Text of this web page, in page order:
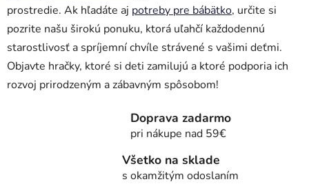
prostredie. Ak hľadáte aj potreby pre bábätko, určite si
pozrite našu širokú ponuku, ktorá uľahčí každodennú
starostlivosť a spríjemní chvíle strávené s vašimi deťmi.
Objavte hračky, ktoré si deti zamilujú a ktoré podporia ich
rozvoj prirodzeným a zábavným spôsobom!
Doprava zadarmo
pri nákupe nad 59€
Všetko na sklade
s okamžitým odoslaním